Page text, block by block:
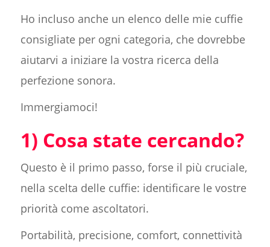
Ho incluso anche un elenco delle mie cuffie
consigliate per ogni categoria, che dovrebbe
aiutarvi a iniziare la vostra ricerca della
perfezione sonora.
Immergiamoci!
1) Cosa state cercando?
Questo è il primo passo, forse il più cruciale,
nella scelta delle cuffie: identificare le vostre
priorità come ascoltatori.
Portabilità, precisione, comfort, connettività